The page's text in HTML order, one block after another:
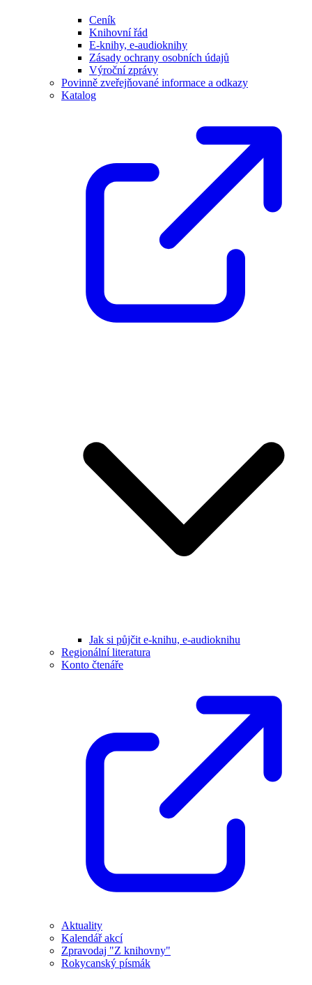
Ceník
Knihovní řád
E-knihy, e-audioknihy
Zásady ochrany osobních údajů
Výroční zprávy
Povinně zveřejňované informace a odkazy
Katalog
Jak si půjčit e-knihu, e-audioknihu
Regionální literatura
Konto čtenáře
Aktuality
Kalendář akcí
Zpravodaj "Z knihovny"
Rokycanský písmák